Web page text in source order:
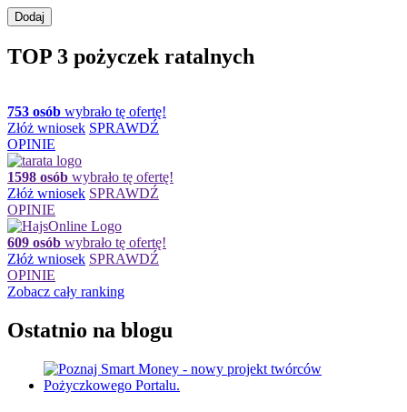
TOP 3 pożyczek ratalnych
753 osób wybrało tę ofertę!
Złóż wniosek SPRAWDŹ
OPINIE
1598 osób wybrało tę ofertę!
Złóż wniosek SPRAWDŹ
OPINIE
609 osób wybrało tę ofertę!
Złóż wniosek SPRAWDŹ
OPINIE
Zobacz cały ranking
Ostatnio na blogu